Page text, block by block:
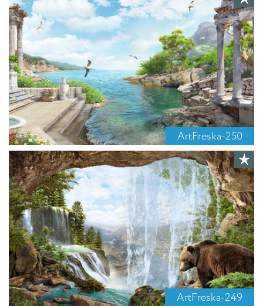
ArtFreska-250
ArtFreska-249